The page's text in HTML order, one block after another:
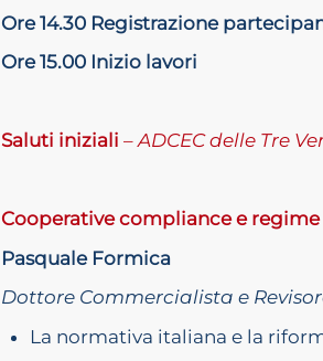
Ore 14.30 Registrazione
Ore 15.00 Inizio lavori
Saluti iniziali–ADCEC delle Tre
Cooperative compliance e
Pasquale Formica
Dottore Commercialista e
La normativa italiana e la